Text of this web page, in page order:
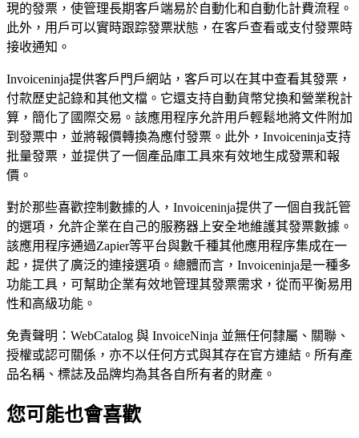
現的發票，使管理長期客戶端易於自動化和自動化計費流程。
此外，用戶可以實時跟踪發票狀態，在客戶查看或支付發票時
接收通知。
Invoiceninja提供客戶門戶網站，客戶可以在其中查看其發票，
付款歷史記錄和其他文檔。它還支持自動貨幣兌換和營業稅計
算，簡化了國際交易。該應用程序允許用戶輕鬆地將文件附加
到發票中，並將報價轉換為應付發票。此外，Invoiceninja支持
批量發票，並提供了一個產品庫工具來有效地生成發票和報
價。
對於那些喜歡控制數據的人，Invoiceninja提供了一個自我託管
的選項，允許企業在自己的服務器上安全地維護其發票數據。
該應用程序通過Zapier等平台與數千種其他應用程序集成在一
起，提供了廣泛的連接選項。總體而言，Invoiceninja是一種多
功能工具，可幫助企業有效地管理其發票需求，從而平衡易用
性和高級功能。
免責聲明：WebCatalog 與 InvoiceNinja 並無任何隸屬、關聯、
授權或認可關係，亦不以任何方式與其存在官方連結。所有產
品名稱、標誌及品牌均為其各自所有者的財產。
您可能也會喜歡